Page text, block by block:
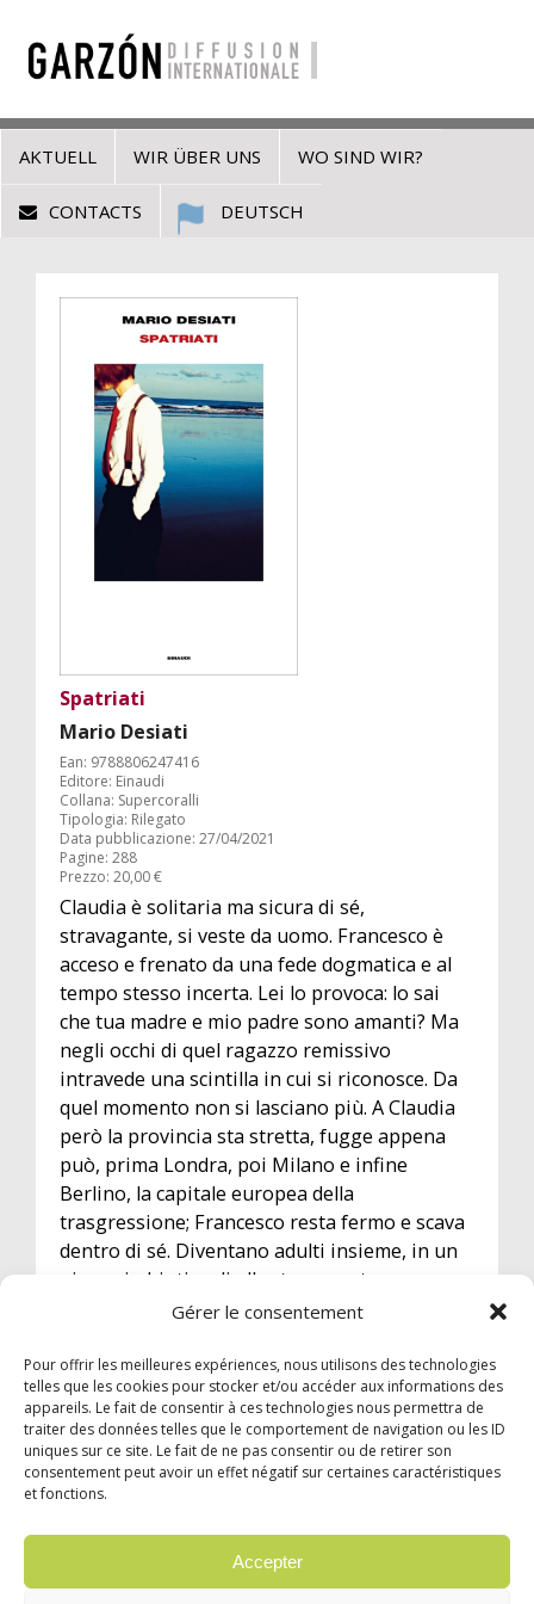
Gérer le consentement
Pour offrir les meilleures expériences, nous utilisons des technologies
telles que les cookies pour stocker et/ou accéder aux informations des
appareils. Le fait de consentir à ces technologies nous permettra de
traiter des données telles que le comportement de navigation ou les ID
uniques sur ce site. Le fait de ne pas consentir ou de retirer son
consentement peut avoir un effet négatif sur certaines caractéristiques
et fonctions.
Accepter
AKTUELL WIR ÜBER UNS WO SIND WIR?
CONTACTS DEUTSCH
Spatriati
Mario Desiati
Ean: 9788806247416
Editore: Einaudi
Collana: Supercoralli
Tipologia: Rilegato
Data pubblicazione: 27/04/2021
Pagine: 288
Prezzo: 20,00 €
Claudia è solitaria ma sicura di sé,
stravagante, si veste da uomo. Francesco è
acceso e frenato da una fede dogmatica e al
tempo stesso incerta. Lei lo provoca: lo sai
che tua madre e mio padre sono amanti? Ma
negli occhi di quel ragazzo remissivo
intravede una scintilla in cui si riconosce. Da
quel momento non si lasciano più. A Claudia
però la provincia sta stretta, fugge appena
può, prima Londra, poi Milano e infine
Berlino, la capitale europea della
trasgressione; Francesco resta fermo e scava
dentro di sé. Diventano adulti insieme, in un
gioco simbiotico di allontanamento e
rincorsa, in cui finiscono sempre per
Confidentialité
English
Français Español Italiano